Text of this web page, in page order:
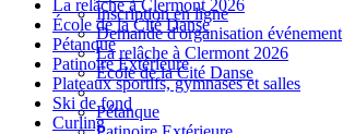
La relâche à Clermont 2026
École de la Cité Danse
Pétanque
Patinoire Extérieure
Plateaux sportifs, gymnases et salles
Ski de fond
Curling
Inscription en ligne
Demande d'organisation événement
La relâche à Clermont 2026
École de la Cité Danse
Pétanque